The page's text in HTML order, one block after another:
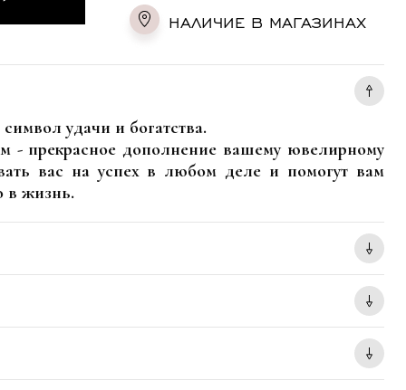
НАЛИЧИЕ В МАГАЗИНАХ
удачи и богатства.
- прекрасное дополнение вашему ювелирному
вас на успех в любом деле и помогут вам
в жизнь.